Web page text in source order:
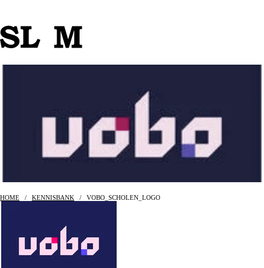
HOME / KENNISBANK / VOBO_SCHOLEN_LOGO